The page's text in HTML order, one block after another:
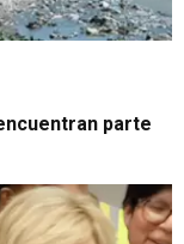
parte